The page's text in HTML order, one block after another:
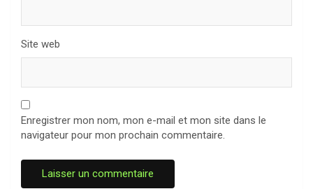
Site web
Enregistrer mon nom, mon e-mail et mon site dans le
navigateur pour mon prochain commentaire.